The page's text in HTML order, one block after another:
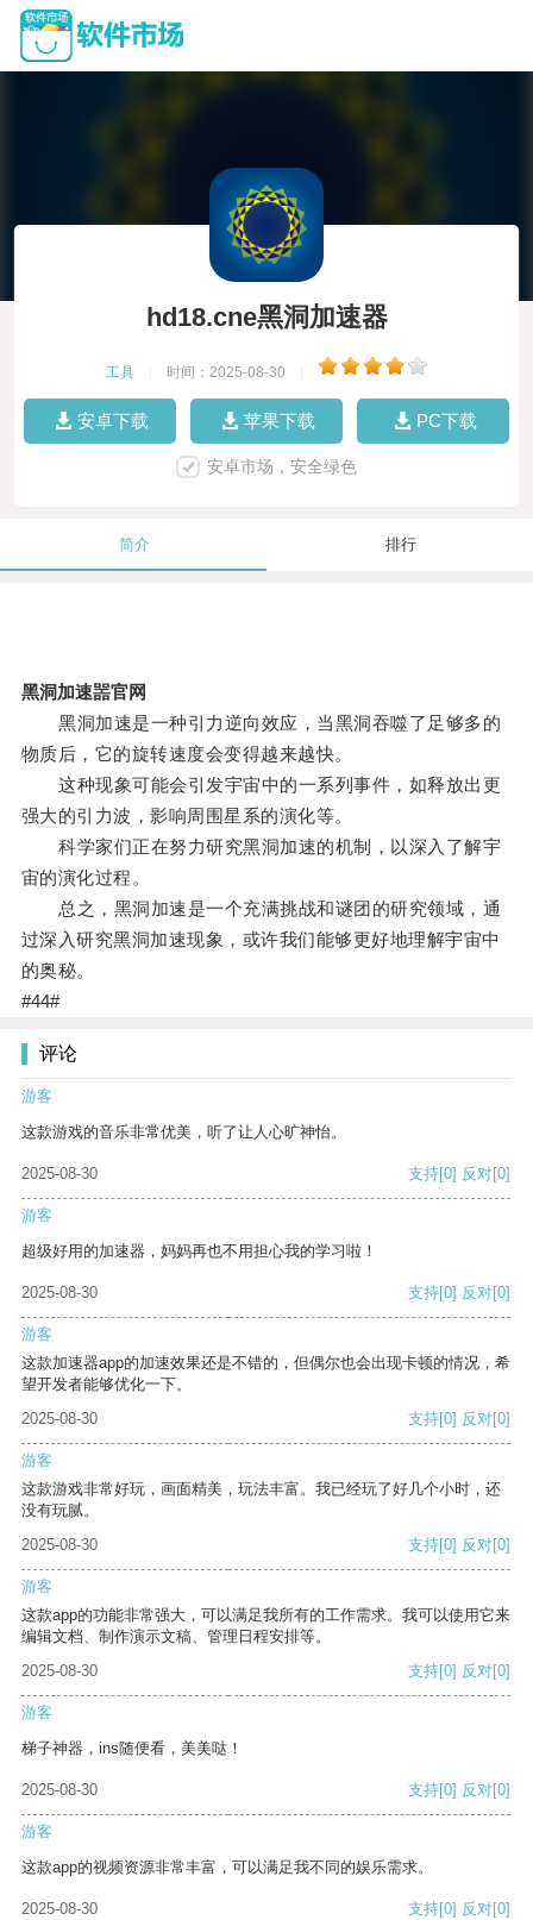
hd18.cne黑洞加速器
工具 时间：2025-08-30
安卓下载 苹果下载 PC下载
安卓市场，安全绿色
简介 排行
黑洞加速噐官网
黑洞加速是一种引力逆向效应，当黑洞吞噬了足够多的
物质后，它的旋转速度会变得越来越快。
这种现象可能会引发宇宙中的一系列事件，如释放出更
强大的引力波，影响周围星系的演化等。
科学家们正在努力研究黑洞加速的机制，以深入了解宇
宙的演化过程。
总之，黑洞加速是一个充满挑战和谜团的研究领域，通
过深入研究黑洞加速现象，或许我们能够更好地理解宇宙中
的奥秘。
#44#
评论
游客
这款游戏的音乐非常优美，听了让人心旷神怡。
2025-08-30 支持[0] 反对[0]
游客
超级好用的加速器，妈妈再也不用担心我的学习啦！
2025-08-30 支持[0] 反对[0]
游客
这款加速器app的加速效果还是不错的，但偶尔也会出现卡顿的情况，希
望开发者能够优化一下。
2025-08-30
支持[0] 反对[0]
游客
这款游戏非常好玩，画面精美，玩法丰富。我已经玩了好几个小时，还
没有玩腻。
2025-08-30
支持[0] 反对[0]
游客
这款app的功能非常强大，可以满足我所有的工作需求。我可以使用它来
编辑文档、制作演示文稿、管理日程安排等。
2025-08-30
支持[0] 反对[0]
游客
梯子神器，ins随便看，美美哒！
2025-08-30 支持[0] 反对[0]
游客
这款app的视频资源非常丰富，可以满足我不同的娱乐需求。
2025-08-30 支持[0] 反对[0]